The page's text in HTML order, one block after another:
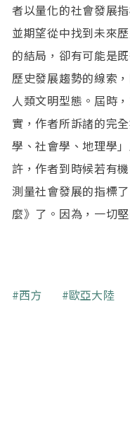
者以量化的社會發展
並期望從中找到未來
的結局，卻有可能是
歷史發展趨勢的線索
人類文明型態。屆時
實，作者所訴諸的完
學、社會學、地理學
許，作者到時候若有
測量社會發展的指標
麼》了。因為，一切
關鍵字
西方 歐亞大陸